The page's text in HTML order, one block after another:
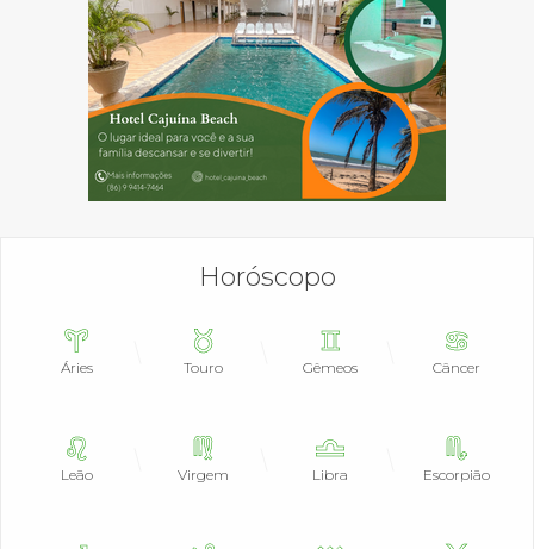
Horóscopo
Áries Touro Gêmeos Câncer
Leão Virgem Libra Escorpião